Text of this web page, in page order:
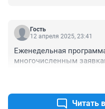
Гость
12 апреля 2025, 23:41
Еженедельная
многочисленным
Читать